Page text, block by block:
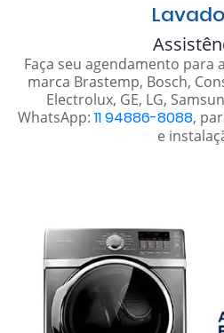
Faça seu agendamento para
marca Brastemp, Bosch,
Electrolux, GE, LG,
WhatsApp: 11 94886-8088,
e